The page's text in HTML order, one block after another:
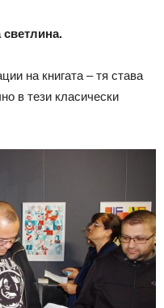
светлина.
на книгата – тя става
в тези класически